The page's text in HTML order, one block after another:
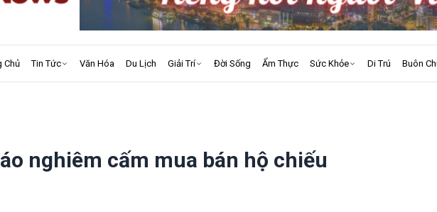
Chủ Tin Tức Văn Hóa Du Lịch Giải Trí Đời Sống Ẩm Thực Sức Khỏe Di Trú Buôn
nghiêm cấm mua bán hộ chiếu